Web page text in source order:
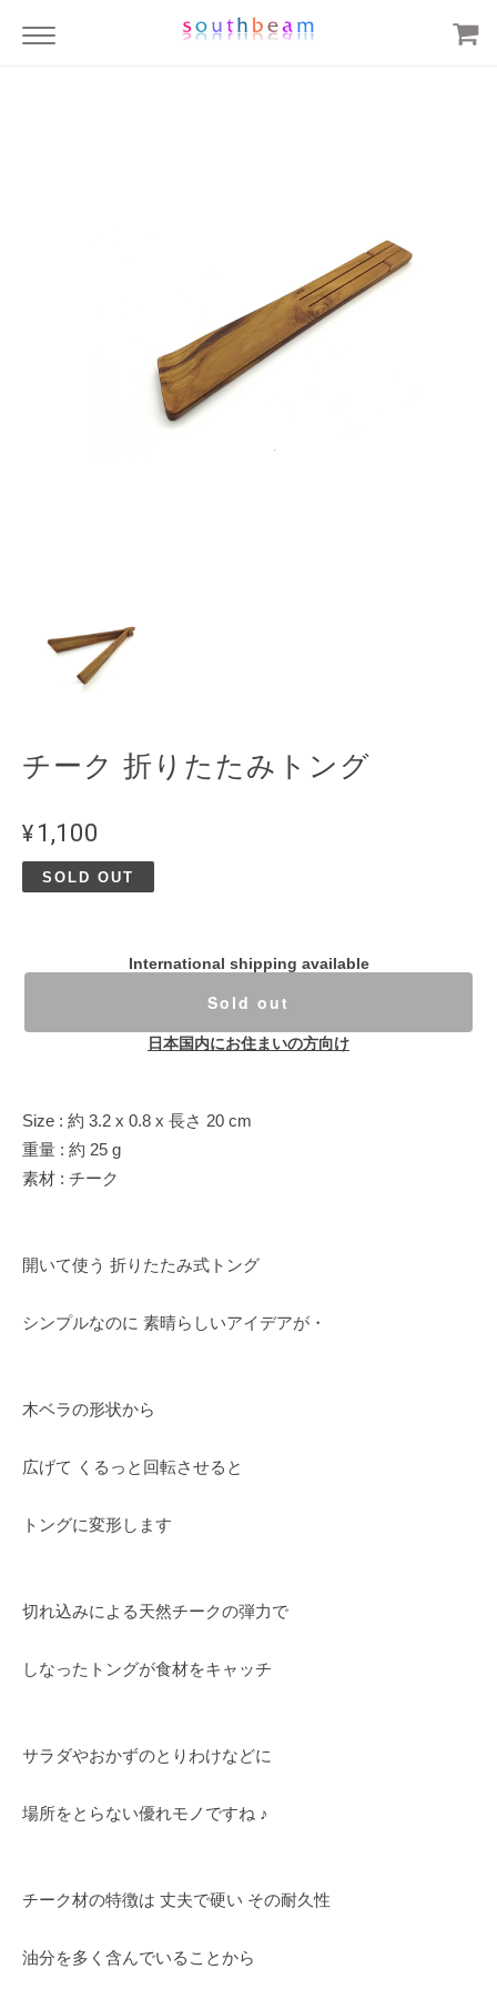
チーク 折りたたみトング
¥1,100
SOLD OUT
International shipping available
Sold out
日本国内にお住まいの方向け
Size : 約 3.2 x 0.8 x 長さ 20 cm
重量 : 約 25 g
素材 : チーク
開いて使う 折りたたみ式トング
シンプルなのに 素晴らしいアイデアが・
木ベラの形状から
広げて くるっと回転させると
トングに変形します
切れ込みによる天然チークの弾力で
しなったトングが食材をキャッチ
サラダやおかずのとりわけなどに
場所をとらない優れモノですね ♪
チーク材の特徴は 丈夫で硬い その耐久性
油分を多く含んでいることから